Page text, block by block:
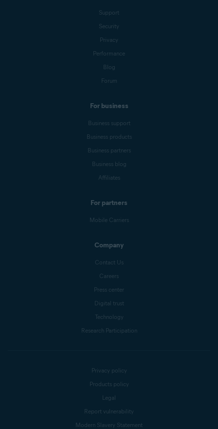
Support
Security
Privacy
Performance
Blog
Forum
For business
Business support
Business products
Business partners
Business blog
Affiliates
For partners
Mobile Carriers
Company
Contact Us
Careers
Press center
Digital trust
Technology
Research Participation
Privacy policy
Products policy
Legal
Report vulnerability
Modern Slavery Statement